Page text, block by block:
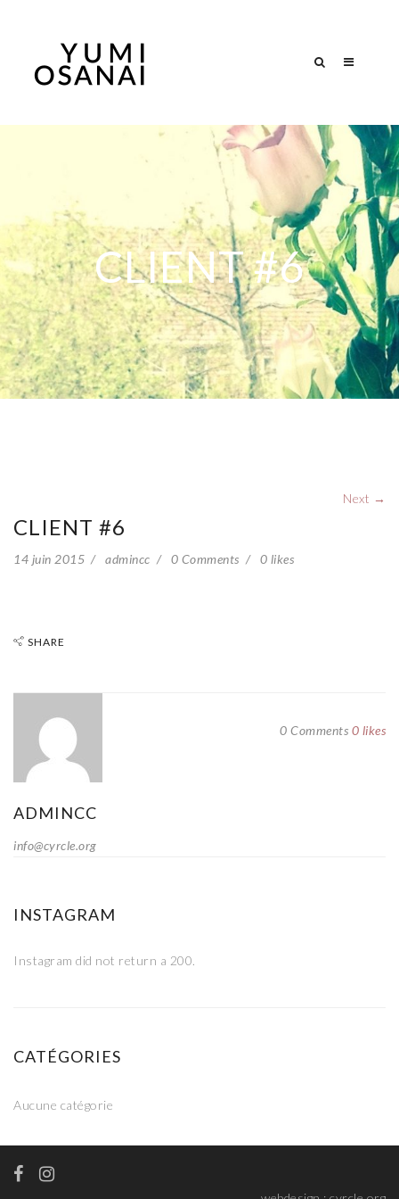
CLIENT #6
Next →
CLIENT #6
14 juin 2015 admincc 0 Comments 0 likes
SHARE
ADMINCC
info@cyrcle.org
0 Comments 0 likes
INSTAGRAM
Instagram did not return a 200.
CATÉGORIES
Aucune catégorie